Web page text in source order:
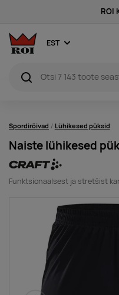
ROI
EST
Spordirõivad Lühikesed püksid
Naiste lühikesed
Funktsionaalsest ja stretšist